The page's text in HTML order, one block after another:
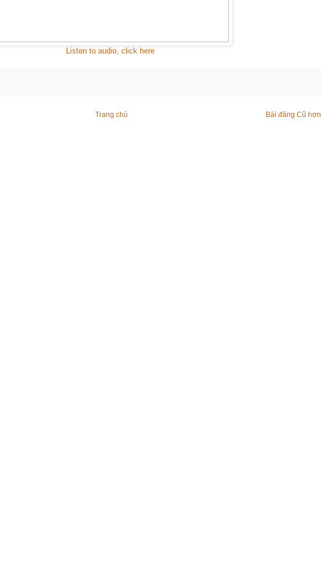
Listen to audio, click here
Bài đăng Cũ hơn
Trang chủ